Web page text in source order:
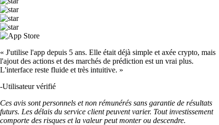
« J'utilise l'app depuis 5 ans. Elle était déjà simple et axée crypto, mais
l'ajout des actions et des marchés de prédiction est un vrai plus.
L'interface reste fluide et très intuitive. »
-Utilisateur vérifié
Ces avis sont personnels et non rémunérés sans garantie de résultats
futurs. Les délais du service client peuvent varier. Tout investissement
comporte des risques et la valeur peut monter ou descendre.